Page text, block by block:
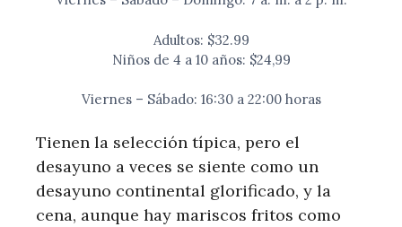
Adultos: $32.99
Niños de 4 a 10 años: $24,99
Viernes – Sábado: 16:30 a 22:00 horas
Tienen la selección típica, pero el
desayuno a veces se siente como un
desayuno continental glorificado, y la
cena, aunque hay mariscos fritos como